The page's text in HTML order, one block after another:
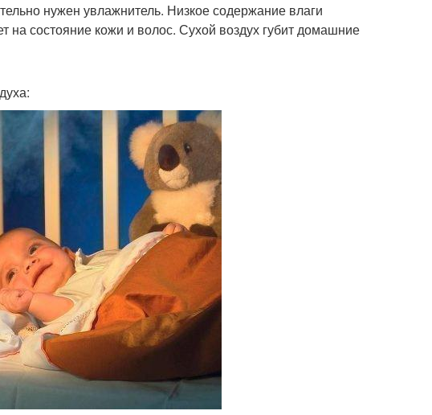
нужен увлажнитель. Низкое содержание влаги
на состояние кожи и волос. Сухой воздух губит домашние